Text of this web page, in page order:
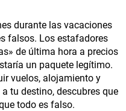
durante las vacaciones
falsos. Los estafadores
de última hora a precios
un paquete legítimo.
vuelos, alojamiento y
tu destino, descubres que
todo es falso.